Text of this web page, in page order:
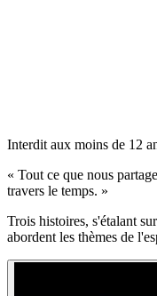
Interdit aux moins de 12
« Tout ce que nous
travers le temps. »
Trois histoires, s'étalant
abordent les thèmes de